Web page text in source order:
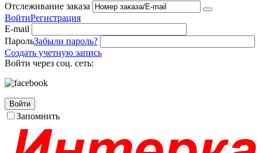
Отслеживание заказа
ВойтиРегистрация
E-mail
ПарольЗабыли пароль?
Создать учетную запись
Войти через соц. сеть:
Войти
Запомнить